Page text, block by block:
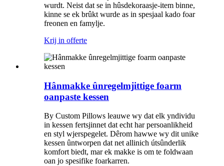
wurdt. Neist dat se in hûsdekoraasje-item binne,
kinne se ek brûkt wurde as in spesjaal kado foar
freonen en famylje.
Krij in offerte
Hânmakke ûnregelmjittige foarm
oanpaste kessen
By Custom Pillows leauwe wy dat elk yndividu
in kessen fertsjinnet dat echt har persoanlikheid
en styl wjerspegelet. Dêrom hawwe wy dit unike
kessen ûntworpen dat net allinich útsûnderlik
komfort biedt, mar ek makke is om te foldwaan
oan jo spesifike foarkarren.